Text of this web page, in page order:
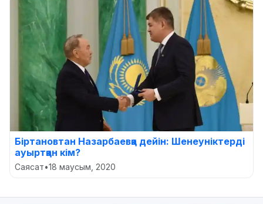
Біртановтан Назарбаевқа дейін: Шенеуніктерді
ауыртқан кім?
Саясат•18 маусым, 2020